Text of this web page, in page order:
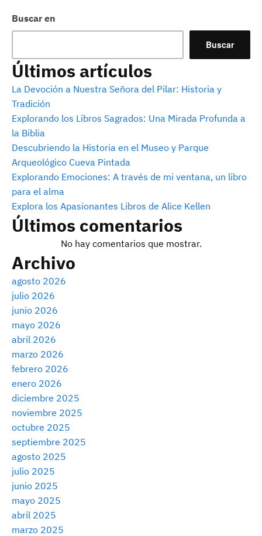
Buscar en
Buscar
Últimos artículos
La Devoción a Nuestra Señora del Pilar: Historia y
Tradición
Explorando los Libros Sagrados: Una Mirada Profunda a
la Biblia
Descubriendo la Historia en el Museo y Parque
Arqueológico Cueva Pintada
Explorando Emociones: A través de mi ventana, un libro
para el alma
Explora los Apasionantes Libros de Alice Kellen
Últimos comentarios
No hay comentarios que mostrar.
Archivo
agosto 2026
julio 2026
junio 2026
mayo 2026
abril 2026
marzo 2026
febrero 2026
enero 2026
diciembre 2025
noviembre 2025
octubre 2025
septiembre 2025
agosto 2025
julio 2025
junio 2025
mayo 2025
abril 2025
marzo 2025